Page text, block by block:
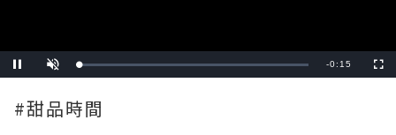
Pause Unmute Loaded:
80.00%
Remaining
-0:15
#甜品時間